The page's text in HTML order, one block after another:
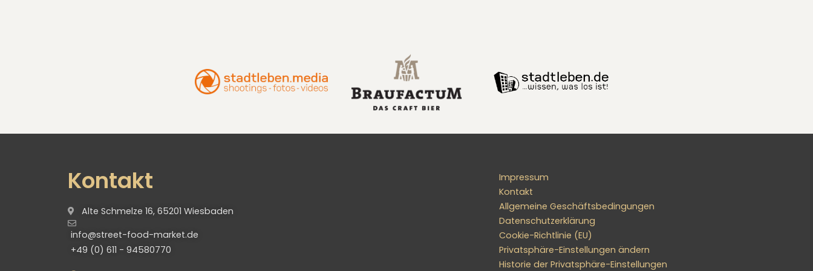
Kontakt
Alte Schmelze 16, 65201 Wiesbaden
info@street-food-market.de
+49 (0) 611 - 94580770
Impressum
Kontakt
Allgemeine Geschäftsbedingungen
Datenschutzerklärung
Cookie-Richtlinie (EU)
Privatsphäre-Einstellungen ändern
Historie der Privatsphäre-Einstellungen